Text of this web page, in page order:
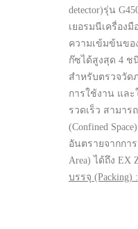
detector)รุ่น
เยอรมนีเครื่อง
ความเข้มข้นขอ
ก๊ซได้สูงสุด 4 ช
สำหรับตรวจวัด
การใช้งาน แล
รวดเร็ว สามา
(Confined
อันตรายจากกา
Area) ได้ถึง EX
บรรจุ (Packing) :